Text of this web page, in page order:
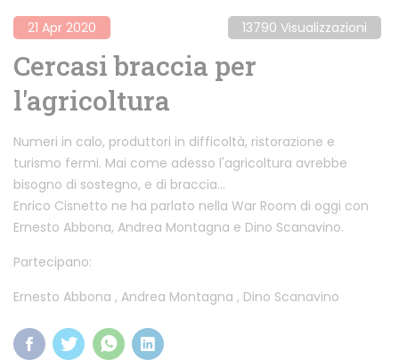
21 Apr 2020 13790 Visualizzazioni
Cercasi braccia per
l'agricoltura
Numeri in calo, produttori in difficoltà, ristorazione e
turismo fermi. Mai come adesso l'agricoltura avrebbe
bisogno di sostegno, e di braccia...
Enrico Cisnetto ne ha parlato nella War Room di oggi con
Ernesto Abbona, Andrea Montagna e Dino Scanavino.
Partecipano:
Ernesto Abbona , Andrea Montagna , Dino Scanavino